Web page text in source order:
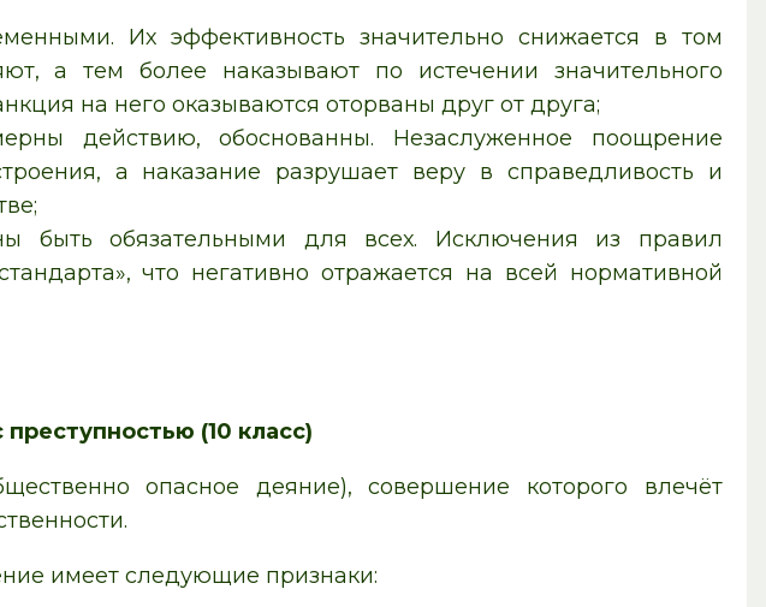
Их эффективность значительно снижается в том
а тем более наказывают по истечении значительного
на него оказываются оторваны друг от друга;
действию, обоснованны. Незаслуженное поощрение
а наказание разрушает веру в справедливость и
быть обязательными для всех. Исключения из правил
что негативно отражается на всей нормативной
(10 класс)
опасное деяние), совершение которого влечёт
имеет следующие признаки: